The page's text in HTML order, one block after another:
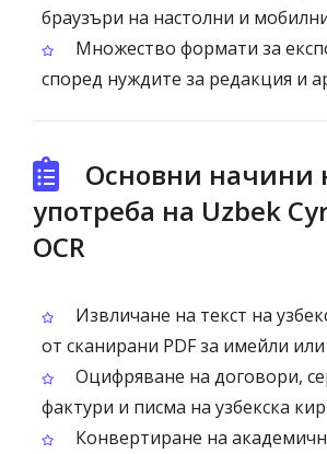
браузъри на настолни и
Множество формати за
според нуждите за редакция и
Основни начини
употреба на Uzbek
OCR
Извличане на текст на
от сканирани PDF за имейли
Оцифряване на договори,
фактури и писма на узбекска
Конвертиране на